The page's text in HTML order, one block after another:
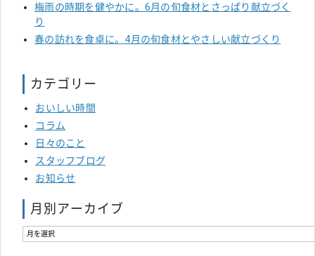
梅雨の時期を健やかに。6月の旬食材とさっぱり献立づく
り
春の訪れを食卓に。4月の旬食材とやさしい献立づくり
カテゴリー
おいしい時間
コラム
日々のこと
スタッフブログ
お知らせ
月別アーカイブ